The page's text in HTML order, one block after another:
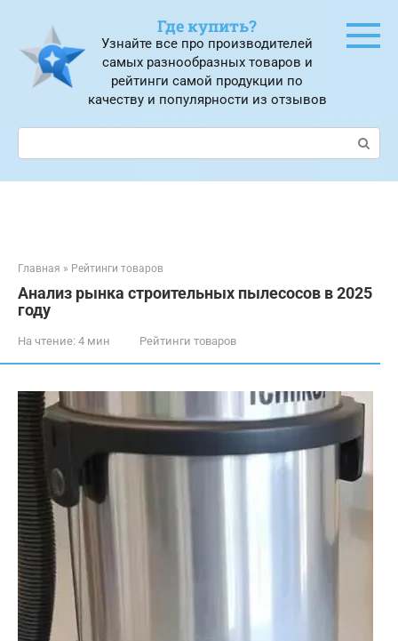
контенту
Где купить?
Узнайте все про производителей
самых разнообразных товаров и
рейтинги самой продукции по
качеству и популярности из отзывов
Поиск:
Главная » Рейтинги товаров
Анализ рынка строительных пылесосов в 2025
году
На чтение: 4 мин Рейтинги товаров